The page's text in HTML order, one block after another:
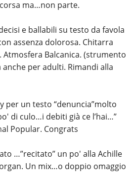
ma…non parte.
e ballabili su testo da favola
assenza dolorosa. Chitarra
Atmosfera Balcanica. (strumento
anche per adulti. Rimandi alla
per un testo “denuncia”molto
di culo…i debiti già ce l’hai…”
Popular. Congrats
…”recitato” un po' alla Achille
Un mix…o doppio omaggio